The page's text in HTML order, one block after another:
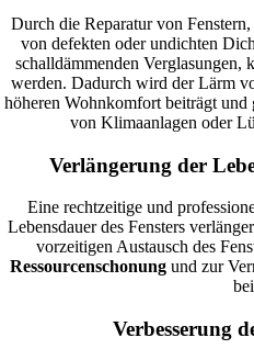
Durch die Reparatur von
von defekten oder undichten
schalldämmenden Verglasungen,
werden. Dadurch wird der Lärm
höheren Wohnkomfort beiträgt
von Klimaanlagen oder
Verlängerung der
Eine rechtzeitige und
Lebensdauer des Fensters
vorzeitigen Austausch des
Ressourcenschonungund zur
Verbesserung